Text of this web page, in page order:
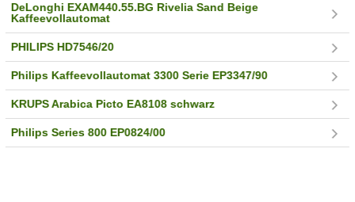
DeLonghi EXAM440.55.BG Rivelia Sand Beige
Kaffeevollautomat
PHILIPS HD7546/20
Philips Kaffeevollautomat 3300 Serie EP3347/90
KRUPS Arabica Picto EA8108 schwarz
Philips Series 800 EP0824/00